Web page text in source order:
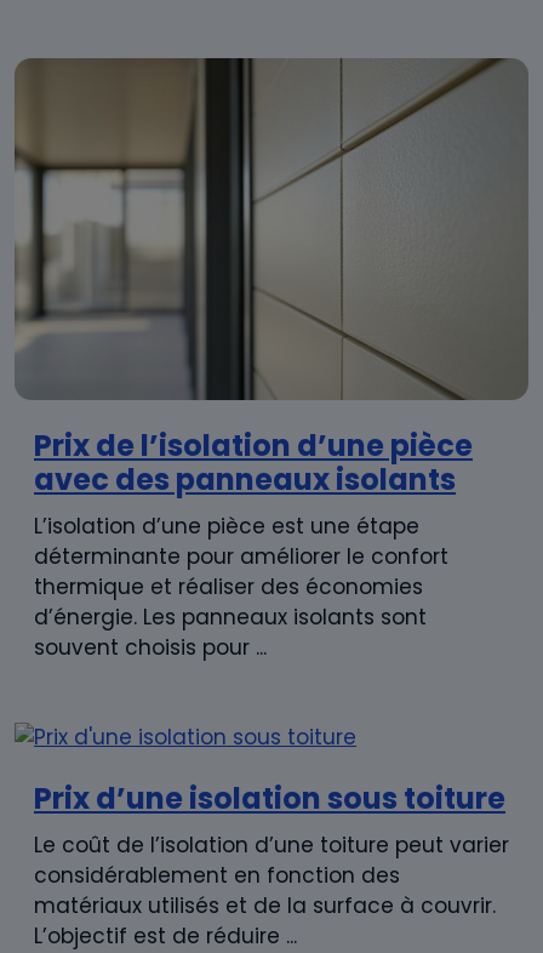
Prix de l’isolation d’une pièce
avec des panneaux isolants
L’isolation d’une pièce est une étape
déterminante pour améliorer le confort
thermique et réaliser des économies
d’énergie. Les panneaux isolants sont
souvent choisis pour ...
Prix d’une isolation sous toiture
Le coût de l’isolation d’une toiture peut varier
considérablement en fonction des
matériaux utilisés et de la surface à couvrir.
L’objectif est de réduire ...